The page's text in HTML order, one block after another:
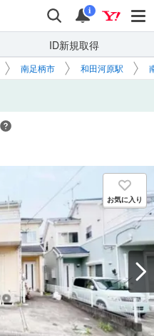
検索 通知
i
ID新規取得
南足柄市 和田河原駅
お気に入り